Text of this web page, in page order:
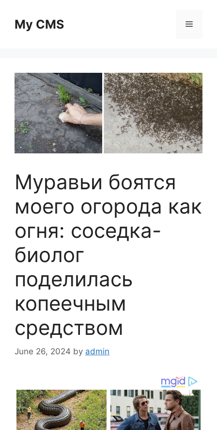
contentMy CMS Menu
Муравьи боятся
моего огорода как
огня: соседка-
биолог
поделилась
копеечным
средством
June 26, 2024 by admin